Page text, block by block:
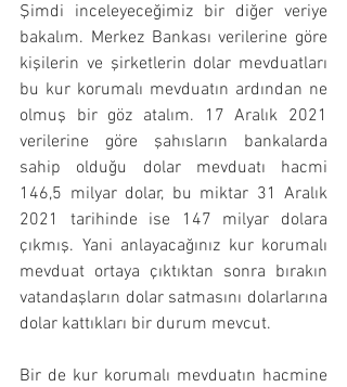
Şimdi inceleyeceğimiz bir diğer veriye
bakalım. Merkez Bankası verilerine göre
kişilerin ve şirketlerin dolar mevduatları
bu kur korumalı mevduatın ardından ne
olmuş bir göz atalım. 17 Aralık 2021
verilerine göre şahısların bankalarda
sahip olduğu dolar mevduatı hacmi
146,5 milyar dolar, bu miktar 31 Aralık
2021 tarihinde ise 147 milyar dolara
çıkmış. Yani anlayacağınız kur korumalı
mevduat ortaya çıktıktan sonra bırakın
vatandaşların dolar satmasını dolarlarına
dolar kattıkları bir durum mevcut.
Bir de kur korumalı mevduatın hacmine